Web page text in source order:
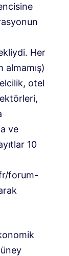
Her
otel
ve
10
forum-